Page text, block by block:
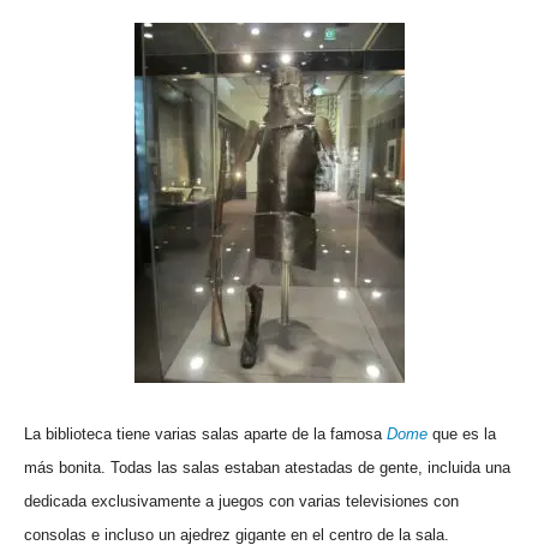
La biblioteca tiene varias salas aparte de la famosa Dome que es la
más bonita. Todas las salas estaban atestadas de gente, incluida una
dedicada exclusivamente a juegos con varias televisiones con
consolas e incluso un ajedrez gigante en el centro de la sala.